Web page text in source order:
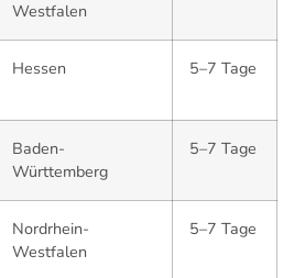
Westfalen
Hessen 5–7 Tage
Baden-
Württemberg
5–7 Tage
Nordrhein-
Westfalen
5–7 Tage